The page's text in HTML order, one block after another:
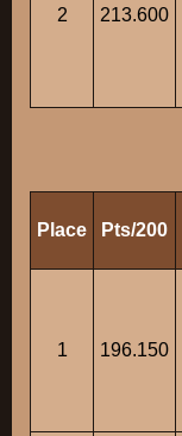
2 213.600
Place Pts/200
1 196.150